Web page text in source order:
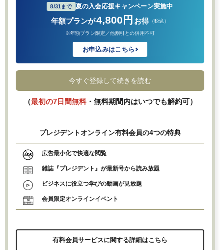
8/31まで 夏の入会応援キャンペーン実施中
年額プランが4,800円 お得 （税込）
※年額プラン限定／他割引との併用不可
お申込みはこちら
今すぐ登録して続きを読む
（最初の7日間無料・無料期間内はいつでも解約可）
プレジデントオンライン有料会員の4つの特典
広告最小化で快適な閲覧
雑誌『プレジデント』が最新号から読み放題
ビジネスに役立つ学びの動画が見放題
会員限定オンラインイベント
有料会員サービスに関する詳細はこちら